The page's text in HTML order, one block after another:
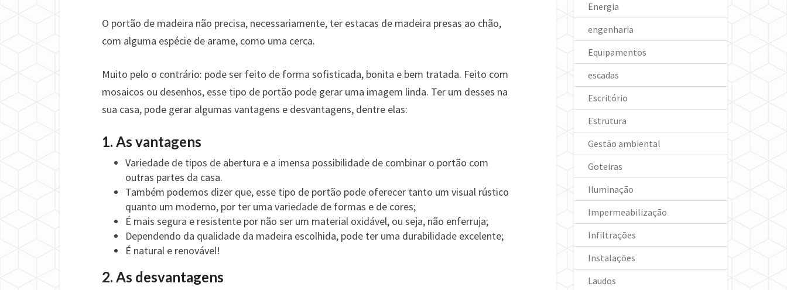
O portão de madeira não precisa, necessariamente, ter estacas de madeira presas ao chão,
com alguma espécie de arame, como uma cerca.
Muito pelo o contrário: pode ser feito de forma sofisticada, bonita e bem tratada. Feito com
mosaicos ou desenhos, esse tipo de portão pode gerar uma imagem linda. Ter um desses na
sua casa, pode gerar algumas vantagens e desvantagens, dentre elas:
1. As vantagens
Variedade de tipos de abertura e a imensa possibilidade de combinar o portão com
outras partes da casa.
Também podemos dizer que, esse tipo de portão pode oferecer tanto um visual rústico
quanto um moderno, por ter uma variedade de formas e de cores;
É mais segura e resistente por não ser um material oxidável, ou seja, não enferruja;
Dependendo da qualidade da madeira escolhida, pode ter uma durabilidade excelente;
É natural e renovável!
2. As desvantagens
Energia
engenharia
Equipamentos
escadas
Escritório
Estrutura
Gestão ambiental
Goteiras
Iluminação
Impermeabilização
Infiltrações
Instalações
Laudos